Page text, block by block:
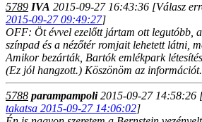
5789 IVA 2015-09-27 16:43:36 [Válasz
2015-09-27 09:49:27]
OFF: Öt évvel ezelőtt jártam ott legutóbb,
színpad és a nézőtér romjait lehetett látni,
Amikor bezárták, Bartók emlékpark
(Ez jól hangzott.) Köszönöm az információt.
5788 parampampoli 2015-09-27 14:58:26
takatsa 2015-09-27 14:06:02]